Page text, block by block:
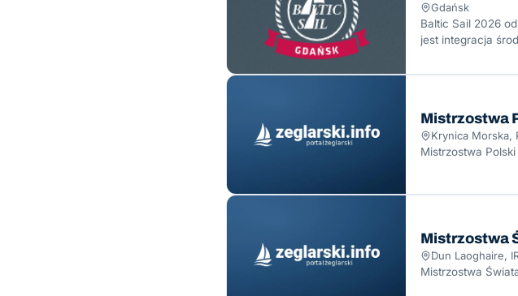
Gdańsk
Baltic Sail 2026
jest integracja
Mistrzostwa
Krynica Morska,
Mistrzostwa
Mistrzostwa
Dun Laoghaire,
Mistrzostwa